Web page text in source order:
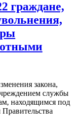
граждане,
закона,
службы
находящимся под